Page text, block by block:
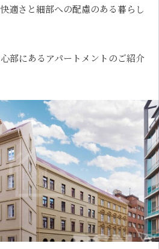
適さと細部への配慮のある暮らし
部にあるアパートメントのご紹介